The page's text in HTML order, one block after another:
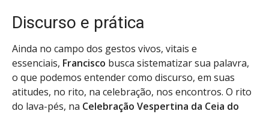
Discurso e prática
Ainda no campo dos gestos vivos, vitais e
essenciais, Francisco busca sistematizar sua palavra,
o que podemos entender como discurso, em suas
atitudes, no rito, na celebração, nos encontros. O rito
do lava-pés, na Celebração Vespertina da Ceia do